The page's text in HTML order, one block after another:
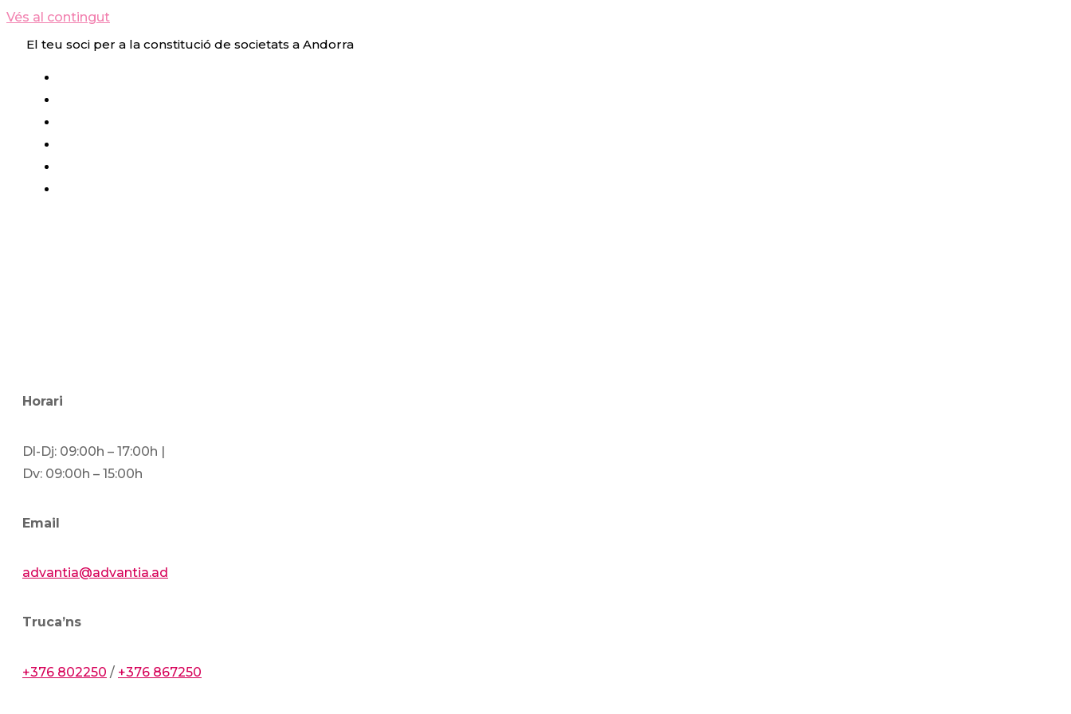
Vés al contingut
El teu soci per a la constitució de societats a Andorra
Horari
Dl-Dj: 09:00h – 17:00h |
Dv: 09:00h – 15:00h
Email
advantia@advantia.ad
Truca’ns
+376 802250 / +376 867250